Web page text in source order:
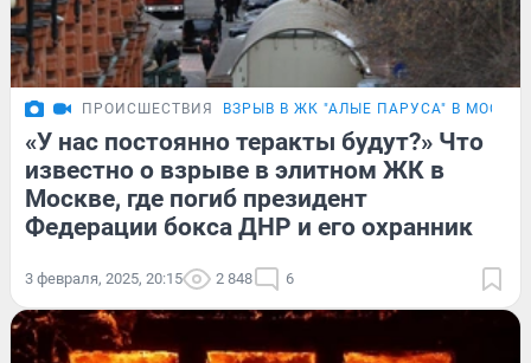
ПРОИСШЕСТВИЯ ВЗРЫВ В ЖК "АЛЫЕ ПАРУСА" В МОСКВЕ
«У нас постоянно теракты будут?» Что
известно о взрыве в элитном ЖК в
Москве, где погиб президент
Федерации бокса ДНР и его охранник
3 февраля, 2025, 20:15 2 848 6